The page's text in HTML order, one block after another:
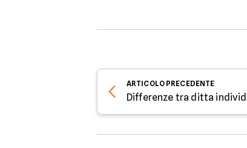
ARTICOLO PRECEDENTE